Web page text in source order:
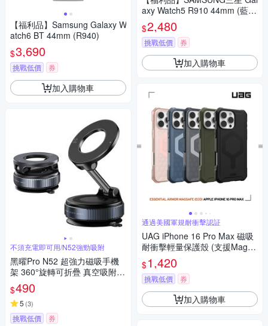
【福利品】Samsung Galaxy W
atch6 BT 44mm (R940)
$3,690
挑戰低價 券
加入購物車
不須充電即可用/N52強勁吸附
黑曜Pro N52 超強力磁吸手機
架 360°旋轉可折疊 真空吸附支
架 車架/桌上立架
$490
5 (3)
挑戰低價 券
axy Watch5 R910 44mm (藍
牙) 智慧手錶
$2,480
挑戰低價 券
加入購物車
通過美國軍規耐衝擊認証
UAG iPhone 16 Pro Max 磁吸
耐衝擊輕量保護殼 (支援MagSa
fe)
$1,420
挑戰低價 券
加入購物車